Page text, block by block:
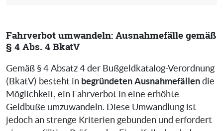
Fahrverbot umwandeln: Ausnahmefälle gemäß
§ 4 Abs. 4 BkatV
Gemäß § 4 Absatz 4 der Bußgeldkatalog-Verordnung
(BkatV) besteht in begründeten Ausnahmefällen die
Möglichkeit, ein Fahrverbot in eine erhöhte
Geldbuße umzuwandeln. Diese Umwandlung ist
jedoch an strenge Kriterien gebunden und erfordert